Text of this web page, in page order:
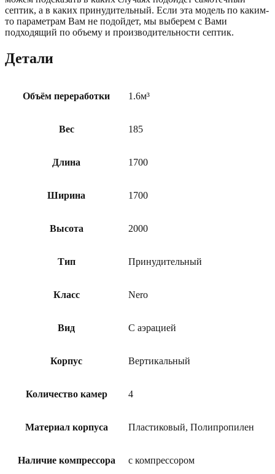
септик, а в каких принудительный. Если эта модель по каким-
то параметрам Вам не подойдет, мы выберем с Вами
подходящий по объему и производительности септик.
Детали
Объём переработки 1.6м³
Вес 185
Длина 1700
Ширина 1700
Высота 2000
Тип Принудительный
Класс Nero
Вид С аэрацией
Корпус Вертикальный
Количество камер 4
Материал корпуса Пластиковый, Полипропилен
Наличие компрессора с компрессором